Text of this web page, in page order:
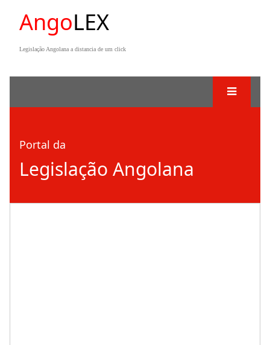
AngoLEX
Legislação Angolana a distancia de um click
Portal da
Legislação Angolana